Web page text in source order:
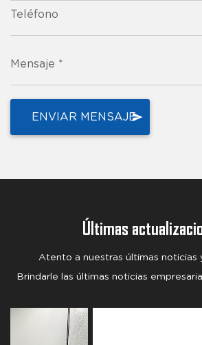
Teléfono
Mensaje *
Últimas
Atento a nuestras últimas noticias
Brindarle las últimas noticias